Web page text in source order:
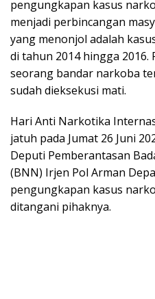
pengungkapan kasus
menjadi perbincangan
yang menonjol adalah
di tahun 2014 hingga 2016.
seorang bandar narkoba
sudah dieksekusi mati.
Hari Anti Narkotika
jatuh pada Jumat 26 Juni
Deputi Pemberantasan
(BNN) Irjen Pol Arman
pengungkapan kasus
ditangani pihaknya.